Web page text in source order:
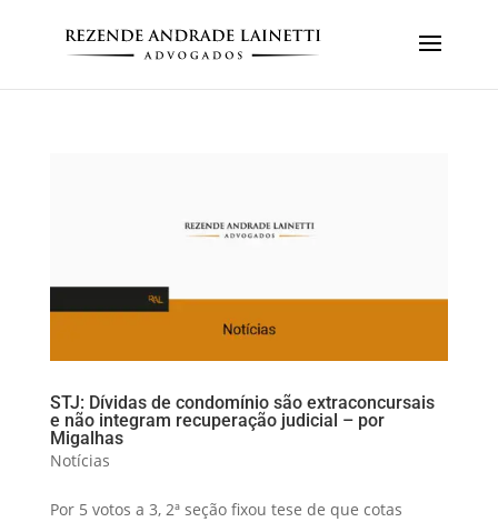
STJ: Dívidas de condomínio são extraconcursais
e não integram recuperação judicial – por
Migalhas
Notícias
Por 5 votos a 3, 2ª seção fixou tese de que cotas